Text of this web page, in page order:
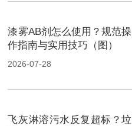
漆雾AB剂怎么使用？规范操
作指南与实用技巧（图）
2026-07-28
飞灰淋溶污水反复超标？垃